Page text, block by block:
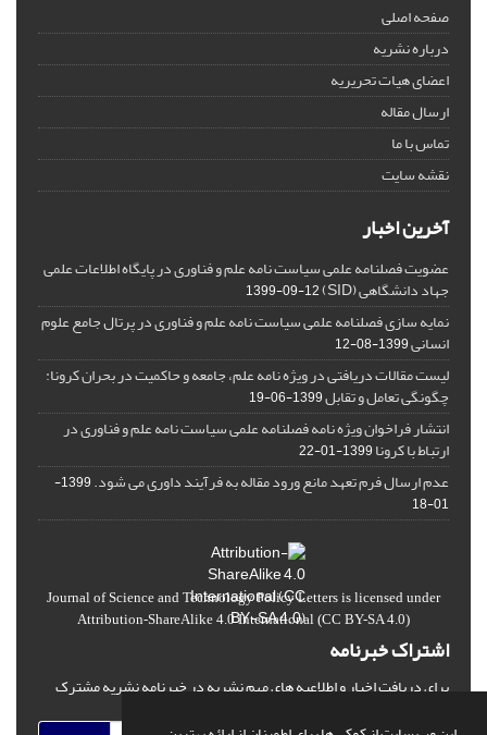
صفحه اصلی
درباره نشریه
اعضای هیات تحریریه
ارسال مقاله
تماس با ما
نقشه سایت
آخرین اخبار
عضویت فصلنامه علمی سیاست نامه علم و فناوری در پایگاه اطلاعات علمی
جهاد دانشگاهی (SID) 1399-09-12
نمایه سازی فصلنامه علمی سیاست نامه علم و فناوری در پرتال جامع علوم
انسانی1399-08-12
لیست مقالات دریافتی در ویژه نامه علم، جامعه و حاکمیت در بحران کرونا:
چگونگی تعامل و تقابل1399-06-19
انتشار فراخوان ویژه‏ نامه فصلنامه علمی سیاست نامه علم و فناوری در
ارتباط با کرونا1399-01-22
عدم ارسال فرم تعهد مانع ورود مقاله به فرآیند داوری می شود.
1399-
01-18
Journal of Science and Technology Policy Letters is licensed under
Attribution-ShareAlike 4.0 International (CC BY-SA 4.0)
اشتراک خبرنامه
برای دریافت اخبار و اطلاعیه های مهم نشریه در خبرنامه نشریه مشترک